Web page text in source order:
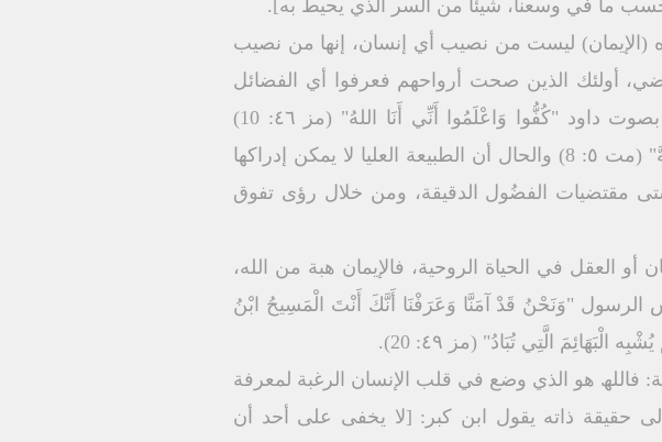
حسب ما في وسعنا، شیئًا من السر الذي یحیط به].
(الإیمان) لیست من نصیب أي إنسان، إنھا من نصیب
أولئك الذین صحت أرواحھم فعرفوا أي الفضائل
تقود الإنسان إلى التقوى ومثل ھذه الصفات یحثنا علیھا إله الكون قائلاً بصوت داود "كُفُّوا وَاعْلَمُوا أَنِّي أَنَا اللهُ" (مز ٤٦: 10)
ویضیف سیدنا یسوع المسیح قائلاً: "طُوبَى لِلأَنْقِیَاءِ الْقَلْبِ لأَنَّھُمْ یُعَایِنُونَ اللهَّ" (مت ٥: 8) والحال أن الطبیعة العلیا لا یمكن إدراكھا
شتى مقتضیات الفضُول الدقیقة، ومن خلال رؤى تفوق
العقل في الحیاة الروحیة، فالإیمان ھبة من الله،
الرسول "وَنَحْنُ قَدْ آمَنَّا وَعَرَفْنَا أَنَّكَ أَنْتَ الْمَسِیحُ ابْنُ
فاﻟﻠﮫ ھو الذي وضع في قلب الإنسان الرغبة لمعرفة
حقیقة ذاته یقول ابن كبر: [لا یخفى على أحد أن